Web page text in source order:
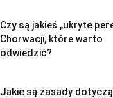
Czy są jakieś „ukryte
Chorwacji, które warto
odwiedzić?
Jakie są zasady